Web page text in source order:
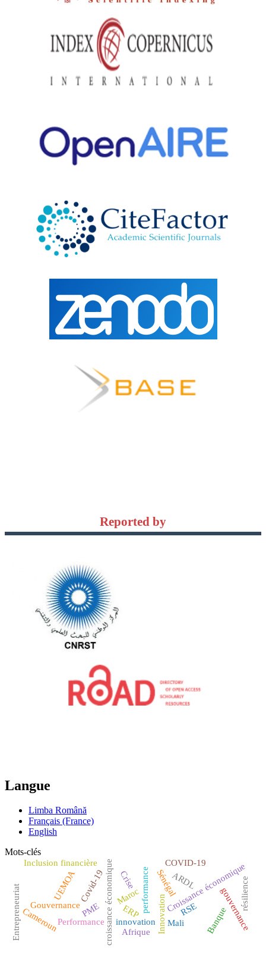
Reported by
Langue
Limba Română
Français (France)
English
Mots-clés
Marocperformance
PME croissance économique
Performance Mali
Innovation
innovation
Gouvernance Croissance économique
gouvernance
Entrepreneuriat
SénégalARDL
UEMOA
RSE
Covid-19
Cameroun
Inclusion financière
Crise
Banque
Afrique
COVID-19
résilience
ERP